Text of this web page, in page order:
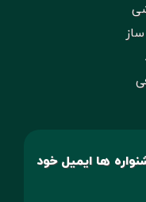
ها ایمیل خود